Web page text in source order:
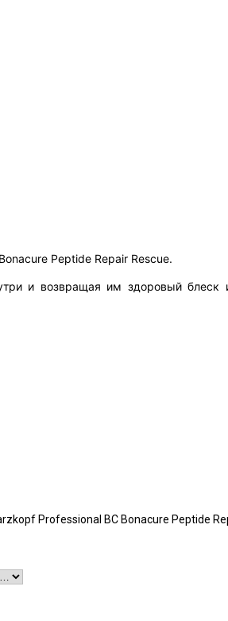
Peptide Repair Rescue.
и возвращая им здоровый
Professional BC Bonacure Peptide